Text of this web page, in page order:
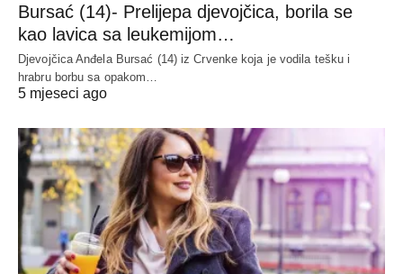
Bursać (14)- Prelijepa djevojčica, borila se
kao lavica sa leukemijom…
Djevojčica Anđela Bursać (14) iz Crvenke koja je vodila tešku i
hrabru borbu sa opakom…
5 mjeseci ago